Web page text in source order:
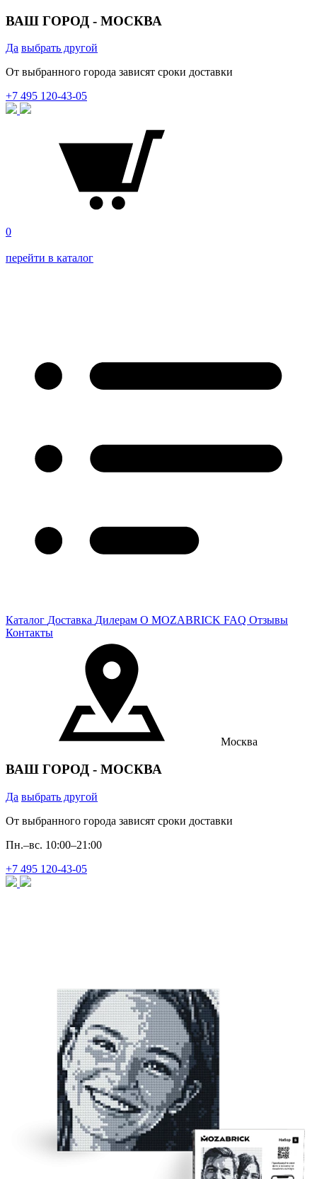
ВАШ ГОРОД - МОСКВА
Да выбрать другой
От выбранного города зависят сроки доставки
+7 495 120‐43‐05
0
перейти в каталог
Каталог Доставка Дилерам О MOZABRICK FAQ Отзывы
Контакты
Москва
ВАШ ГОРОД - МОСКВА
Да выбрать другой
От выбранного города зависят сроки доставки
Пн.–вс. 10:00–21:00
+7 495 120‐43‐05